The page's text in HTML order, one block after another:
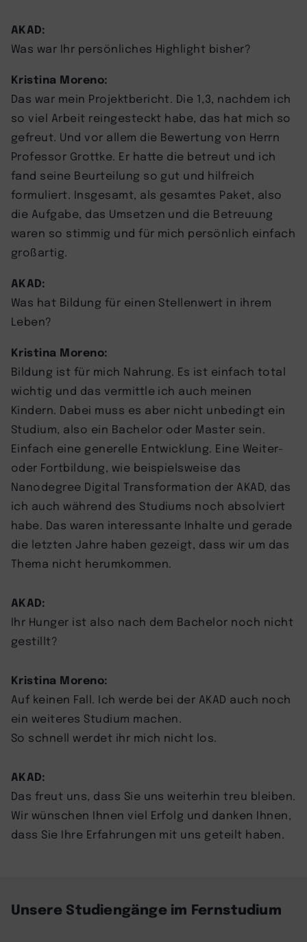
AKAD:
Was war Ihr persönliches Highlight bisher?
Kristina Moreno:
Das war mein Projektbericht. Die 1,3, nachdem ich
so viel Arbeit reingesteckt habe, das hat mich so
gefreut. Und vor allem die Bewertung von Herrn
Professor Grottke. Er hatte die betreut und ich
fand seine Beurteilung so gut und hilfreich
formuliert. Insgesamt, als gesamtes Paket, also
die Aufgabe, das Umsetzen und die Betreuung
waren so stimmig und für mich persönlich einfach
großartig.
AKAD:
Was hat Bildung für einen Stellenwert in ihrem
Leben?
Kristina Moreno:
Bildung ist für mich Nahrung. Es ist einfach total
wichtig und das vermittle ich auch meinen
Kindern. Dabei muss es aber nicht unbedingt ein
Studium, also ein Bachelor oder Master sein.
Einfach eine generelle Entwicklung. Eine Weiter-
oder Fortbildung, wie beispielsweise das
Nanodegree Digital Transformation der AKAD, das
ich auch während des Studiums noch absolviert
habe. Das waren interessante Inhalte und gerade
die letzten Jahre haben gezeigt, dass wir um das
Thema nicht herumkommen.
AKAD:
Ihr Hunger ist also nach dem Bachelor noch nicht
gestillt?
Kristina Moreno:
Auf keinen Fall. Ich werde bei der AKAD auch noch
ein weiteres Studium machen.
So schnell werdet ihr mich nicht los.
AKAD:
Das freut uns, dass Sie uns weiterhin treu bleiben.
Wir wünschen Ihnen viel Erfolg und danken Ihnen,
dass Sie Ihre Erfahrungen mit uns geteilt haben.
Unsere Studiengänge im Fernstudium